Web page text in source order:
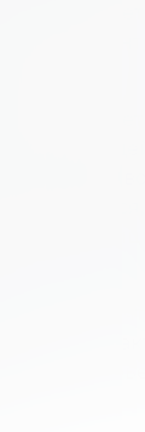
он
может
Получается,
этой
отметить,
базовых